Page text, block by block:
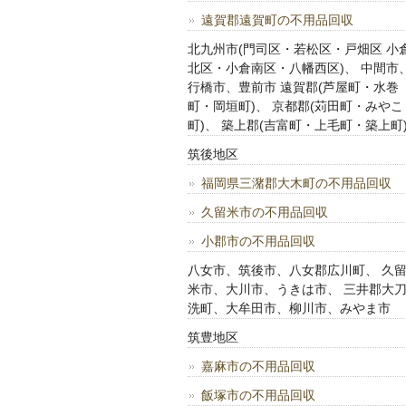
遠賀郡遠賀町の不用品回収
北九州市(門司区・若松区・戸畑区 小
北区・小倉南区・八幡西区)、 中間市、
行橋市、豊前市 遠賀郡(芦屋町・水巻
町・岡垣町)、 京都郡(苅田町・みやこ
町)、 築上郡(吉富町・上毛町・築上町)
筑後地区
福岡県三潴郡大木町の不用品回収
久留米市の不用品回収
小郡市の不用品回収
八女市、筑後市、八女郡広川町、 久留
米市、大川市、うきは市、 三井郡大刀
洗町、大牟田市、柳川市、みやま市
筑豊地区
嘉麻市の不用品回収
飯塚市の不用品回収